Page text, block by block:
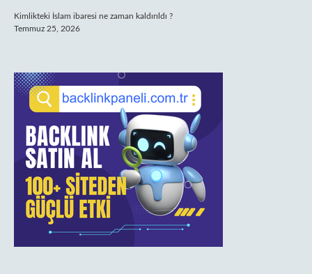
Kimlikteki İslam ibaresi ne zaman kaldırıldı ?
Temmuz 25, 2026